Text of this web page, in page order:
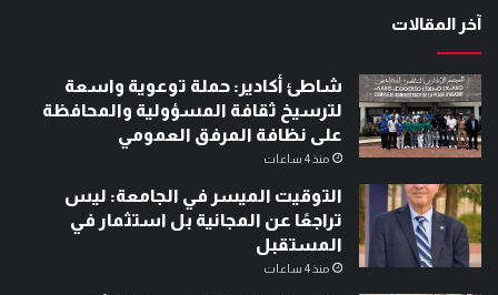
آخر المقالات
شاطئ أكادير: حملة توعوية واسعة
لترسيخ ثقافة المسؤولية والمحافظة
على نظافة المرفق العمومي
منذ 4 ساعات
التوقيت الميسر في الجامعة: ليس
تراجعًا عن المجانية بل استثمار في
المستقبل
منذ 4 ساعات